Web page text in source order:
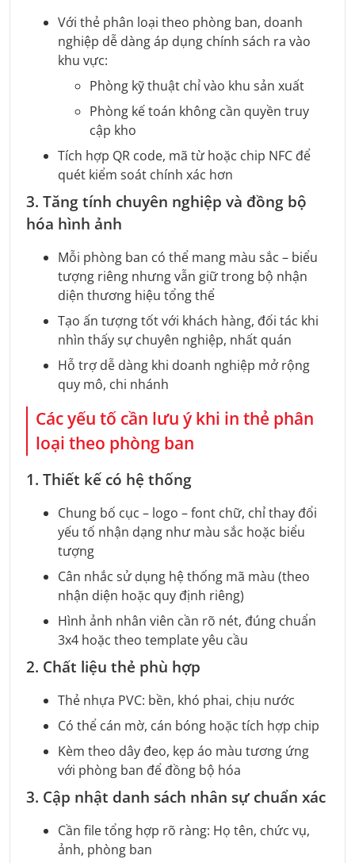
Với thẻ phân loại theo phòng ban, doanh
nghiệp dễ dàng áp dụng chính sách ra vào
khu vực:
Phòng kỹ thuật chỉ vào khu sản xuất
Phòng kế toán không cần quyền truy
cập kho
Tích hợp QR code, mã từ hoặc chip NFC để
quét kiểm soát chính xác hơn
3. Tăng tính chuyên nghiệp và đồng bộ
hóa hình ảnh
Mỗi phòng ban có thể mang màu sắc – biểu
tượng riêng nhưng vẫn giữ trong bộ nhận
diện thương hiệu tổng thể
Tạo ấn tượng tốt với khách hàng, đối tác khi
nhìn thấy sự chuyên nghiệp, nhất quán
Hỗ trợ dễ dàng khi doanh nghiệp mở rộng
quy mô, chi nhánh
Các yếu tố cần lưu ý khi in thẻ phân
loại theo phòng ban
1. Thiết kế có hệ thống
Chung bố cục – logo – font chữ, chỉ thay đổi
yếu tố nhận dạng như màu sắc hoặc biểu
tượng
Cân nhắc sử dụng hệ thống mã màu (theo
nhận diện hoặc quy định riêng)
Hình ảnh nhân viên cần rõ nét, đúng chuẩn
3x4 hoặc theo template yêu cầu
2. Chất liệu thẻ phù hợp
Thẻ nhựa PVC: bền, khó phai, chịu nước
Có thể cán mờ, cán bóng hoặc tích hợp chip
Kèm theo dây đeo, kẹp áo màu tương ứng
với phòng ban để đồng bộ hóa
3. Cập nhật danh sách nhân sự chuẩn xác
Cần file tổng hợp rõ ràng: Họ tên, chức vụ,
ảnh, phòng ban